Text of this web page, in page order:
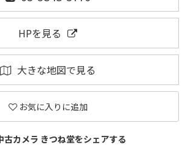
HPを見る
大きな地図で見る
お気に入りに追加
古カメラ きつね堂をシェアする